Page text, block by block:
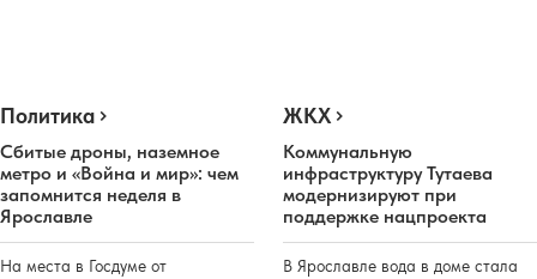
Политика
Сбитые дроны, наземное
метро и «Война и мир»: чем
запомнится неделя в
Ярославле
На места в Госдуме от
ЖКХ
Коммунальную
инфраструктуру Тутаева
модернизируют при
поддержке нацпроекта
В Ярославле вода в доме стала